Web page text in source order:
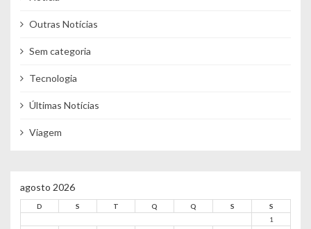
Outras Notícias
Sem categoria
Tecnologia
Últimas Notícias
Viagem
agosto 2026
D S T Q Q S S
1